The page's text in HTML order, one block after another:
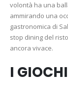
volontà ha una
ammirando una
gastronomica di
stop dining del
ancora vivace.
I